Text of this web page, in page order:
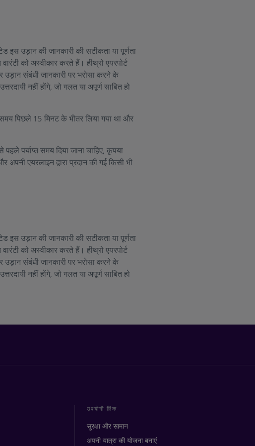
इस उड़ान की जानकारी की सटीकता या पूर्णता
को अस्वीकार करते हैं। हीथ्रो एयरपोर्ट
उड़ान संबंधी जानकारी पर भरोसा करने के
नहीं होंगे, जो गलत या अपूर्ण साबित हो
समय पिछले 15 मिनट के भीतर लिया गया था और
पर्याप्त समय दिया जाना चाहिए, कृपया
एयरलाइन द्वारा प्रदान की गई किसी भी
इस उड़ान की जानकारी की सटीकता या पूर्णता
को अस्वीकार करते हैं। हीथ्रो एयरपोर्ट
उड़ान संबंधी जानकारी पर भरोसा करने के
नहीं होंगे, जो गलत या अपूर्ण साबित हो
उपयोगी लिंक
सुरक्षा और सामान
अपनी यात्रा की योजना बनाएं